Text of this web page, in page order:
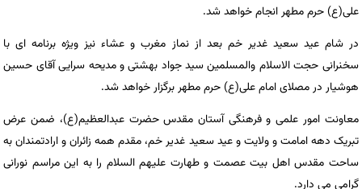
علی(ع) حرم مطهر انجام خواهد شد.
در شام عید سعید غدیر خم بعد از نماز مغرب و عشاء نیز ویژه برنامه ای با
سخنرانی حجت الاسلام والمسلمین سید جواد بهشتی و مدیحه سرایی آقای حسین
هوشیار در مصلای امام علی(ع) حرم مطهر برگزار خواهد شد.
معاونت امور علمی و فرهنگی آستان مقدس حضرت عبدالعظیم(ع)، ضمن عرض
تبریک دهه امامت و ولایت و عید سعید غدیر خم، مقدم همه زائران و ارادتمندان به
ساحت مقدس اهل بیت عصمت و طهارت علیهم السلام را به این مراسم نورانی
گرامی می دارد.